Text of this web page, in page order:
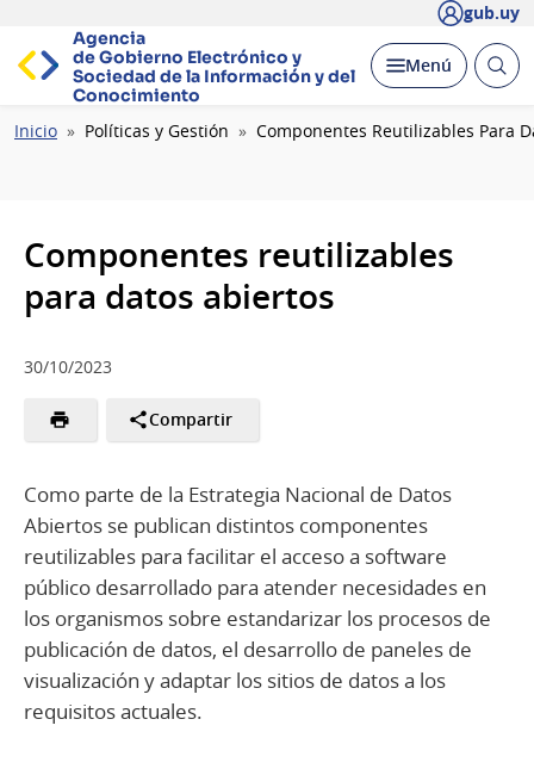
gub.uy
Agencia
de Gobierno Electrónico y
Sociedad de la Información y del
Conocimiento
Desplegar
Menú Abrir
Ruta
Inicio Políticas y Gestión Componentes Reutilizables Para
Componentes reutilizables
para datos abiertos
30/10/2023
Compartir
Como parte de la Estrategia Nacional de Datos
Abiertos se publican distintos componentes
reutilizables para facilitar el acceso a software
público desarrollado para atender necesidades en
los organismos sobre estandarizar los procesos de
publicación de datos, el desarrollo de paneles de
visualización y adaptar los sitios de datos a los
requisitos actuales.